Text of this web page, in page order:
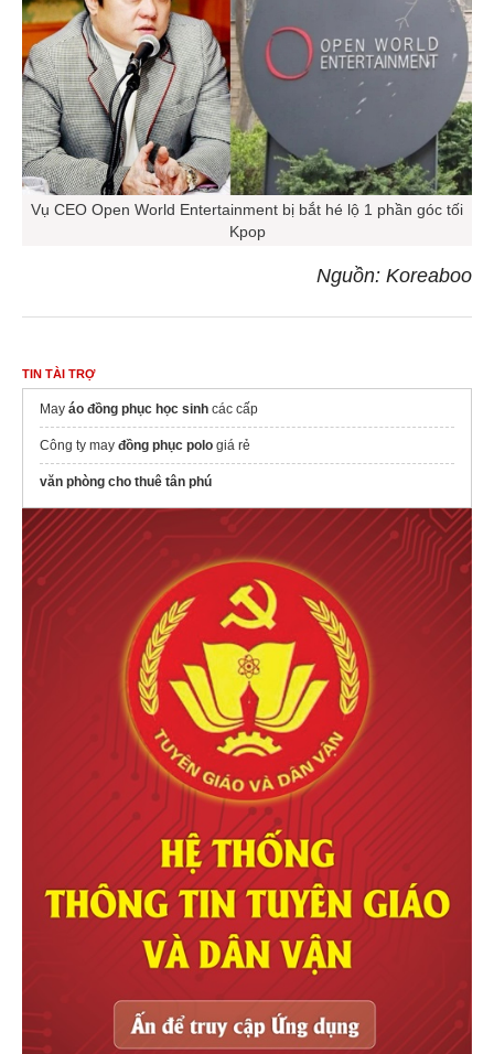
Vụ CEO Open World Entertainment bị bắt hé lộ 1 phần góc tối
Kpop
Nguồn: Koreaboo
TIN TÀI TRỢ
May áo đồng phục học sinh​ các cấp
Công ty may đồng phục polo giá rẻ
văn phòng cho thuê tân phú